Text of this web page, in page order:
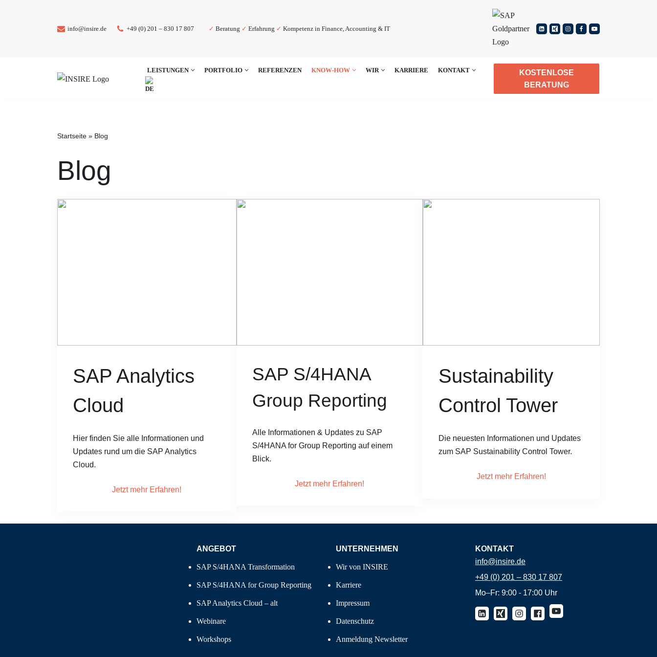
info@insire.de +49 (0) 201 – 830 17 807 ✓ Beratung ✓ Erfahrung ✓ Kompetenz in Finance, Accounting & IT
LEISTUNGEN PORTFOLIO REFERENZEN KNOW-HOW WIR KARRIERE KONTAKT
KOSTENLOSE
BERATUNG
Startseite » Blog
Blog
SAP Analytics
Cloud
Hier finden Sie alle Informationen und
Updates rund um die SAP Analytics
Cloud.
Jetzt mehr Erfahren!
SAP S/4HANA
Group Reporting
Alle Informationen & Updates zu SAP
S/4HANA for Group Reporting auf einem
Blick.
Jetzt mehr Erfahren!
Sustainability
Control Tower
Die neuesten Informationen und Updates
zum SAP Sustainability Control Tower.
Jetzt mehr Erfahren!
ANGEBOT
SAP S/4HANA Transformation
SAP S/4HANA for Group Reporting
SAP Analytics Cloud – alt
Webinare
Workshops
UNTERNEHMEN
Wir von INSIRE
Karriere
Impressum
Datenschutz
Anmeldung Newsletter
KONTAKT
info@insire.de
+49 (0) 201 – 830 17 807
Mo–Fr: 9:00 - 17:00 Uhr